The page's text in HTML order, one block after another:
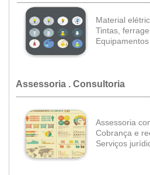
Material
Tintas,
Assessoria . Consultoria
Assessoria
Cobrança e
Serviços